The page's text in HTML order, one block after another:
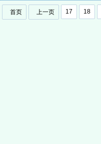
首页 上一页 17 18